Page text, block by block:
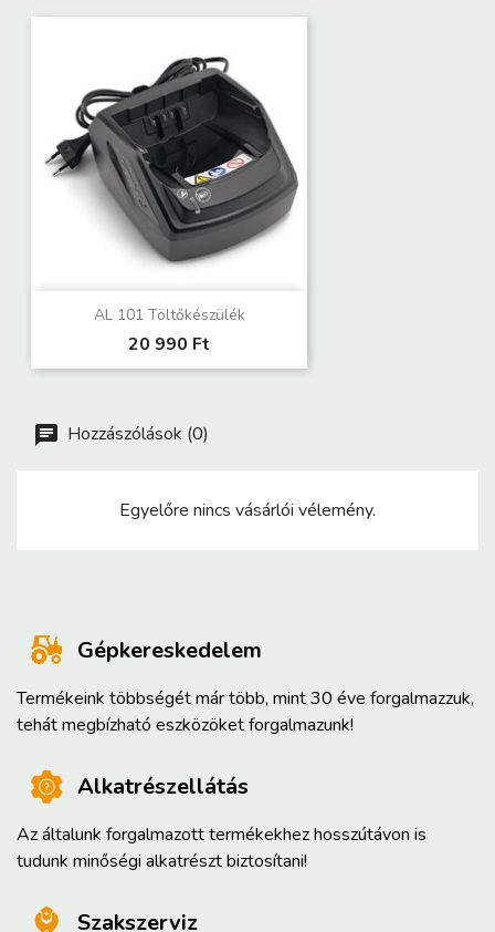
AL 101 Töltőkészülék
20 990 Ft
Hozzászólások (0)
Egyelőre nincs vásárlói vélemény.
Gépkereskedelem
Termékeink többségét már több, mint 30 éve forgalmazzuk,
tehát megbízható eszközöket forgalmazunk!
Alkatrészellátás
Az általunk forgalmazott termékekhez hosszútávon is
tudunk minőségi alkatrészt biztosítani!
Szakszerviz